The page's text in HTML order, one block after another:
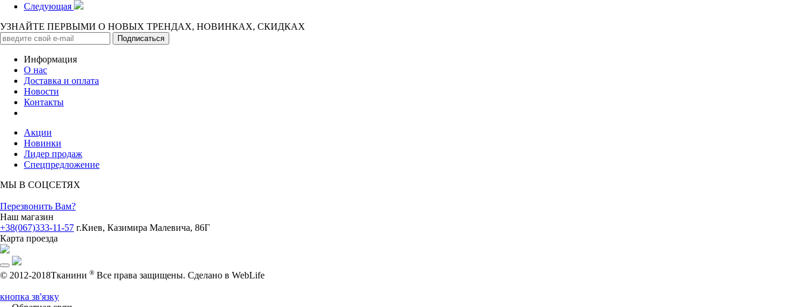
Следующая
УЗНАЙТЕ ПЕРВЫМИ О НОВЫХ ТРЕНДАХ, НОВИНКАХ, СКИДКАХ
Информация
О нас
Доставка и оплата
Новости
Контакты
Акции
Новинки
Лидер продаж
Спецпредложение
МЫ В СОЦСЕТЯХ
Перезвонить Вам?
Наш магазин
+38(067)333-11-57 г.Киев, Казимира Малевича, 86Г
Карта проезда
© 2012-2018Тканини ® Все права защищены. Cделано в WebLife
кнопка зв'язку